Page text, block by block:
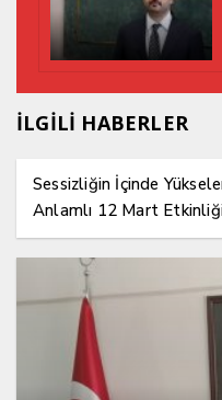
İLGİLİ HABERLER
Sessizliğin İçinde
Anlamlı 12 Mart